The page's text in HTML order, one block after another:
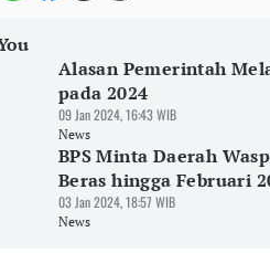
Alasan Pemerintah
pada 2024
09 Jan 2024, 16:43 WIB
News
BPS Minta Daerah
Beras hingga Februari
03 Jan 2024, 18:57 WIB
News